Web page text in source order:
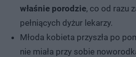
właśnie porodzie, co od razu
pełniących dyżur lekarzy.
Młoda kobieta przyszła po
nie miała przy sobie